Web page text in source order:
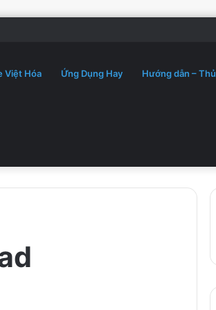
Việt Hóa Ứng Dụng Hay Hướng dẫn –